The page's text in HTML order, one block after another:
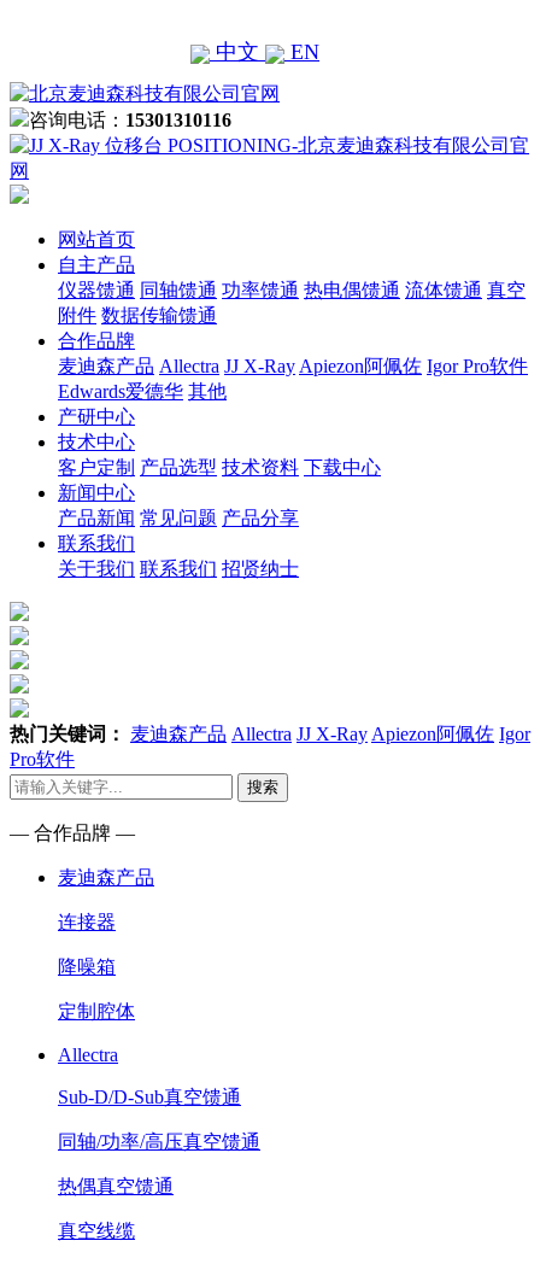
中文 EN
咨询电话： 15301310116
网站首页
自主产品
仪器馈通 同轴馈通 功率馈通 热电偶馈通 流体馈通 真空
附件 数据传输馈通
合作品牌
麦迪森产品 Allectra JJ X-Ray Apiezon阿佩佐 Igor Pro软件
Edwards爱德华 其他
产研中心
技术中心
客户定制 产品选型 技术资料 下载中心
新闻中心
产品新闻 常见问题 产品分享
联系我们
关于我们 联系我们 招贤纳士
热门关键词： 麦迪森产品 Allectra JJ X-Ray Apiezon阿佩佐 Igor
Pro软件
搜索
— 合作品牌 —
麦迪森产品
连接器
降噪箱
定制腔体
Allectra
Sub-D/D-Sub真空馈通
同轴/功率/高压真空馈通
热偶真空馈通
真空线缆